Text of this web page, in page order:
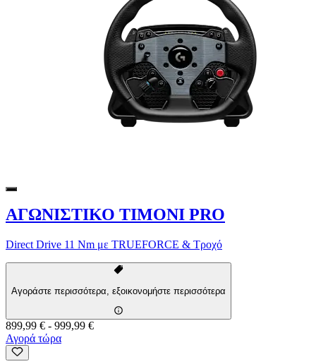
ΑΓΩΝΙΣΤΙΚΟ ΤΙΜΟΝΙ PRO
Direct Drive 11 Nm με TRUEFORCE & Τροχό
Αγοράστε περισσότερα, εξοικονομήστε περισσότερα
899,99 € - 999,99 €
Αγορά τώρα